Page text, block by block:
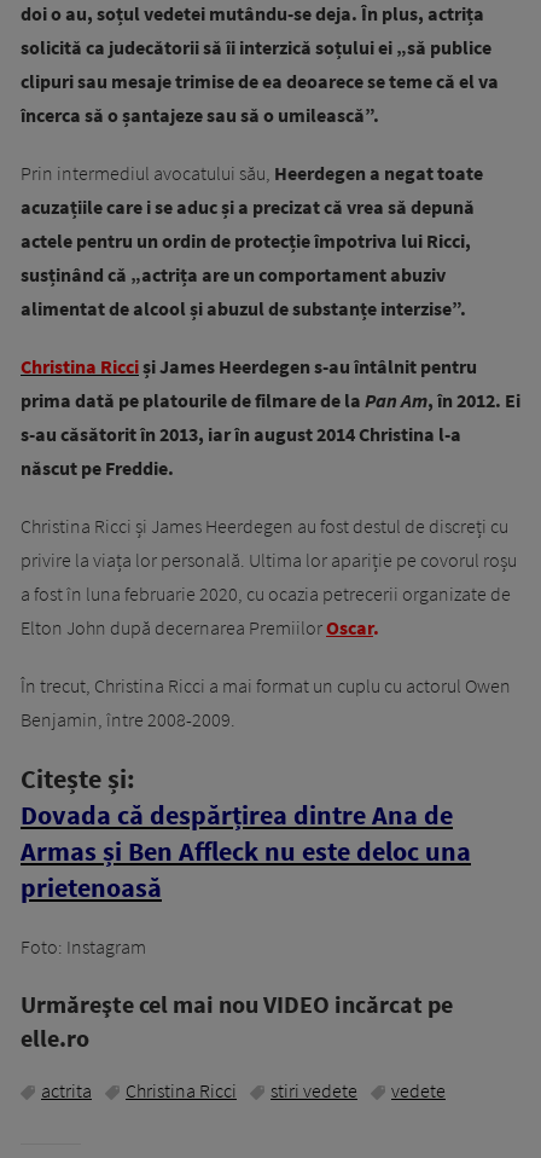
doi o au, soțul vedetei mutându-se deja. În plus, actrița
solicită ca judecătorii să îi interzică soțului ei „să publice
clipuri sau mesaje trimise de ea deoarece se teme că el va
încerca să o șantajeze sau să o umilească”.
Prin intermediul avocatului său, Heerdegen a negat toate
acuzațiile care i se aduc și a precizat că vrea să depună
actele pentru un ordin de protecție împotriva lui Ricci,
susținând că „actrița are un comportament abuziv
alimentat de alcool și abuzul de substanțe interzise”.
Christina Ricciși James Heerdegen s-au întâlnit pentru
prima dată pe platourile de filmare de la Pan Am, în 2012. Ei
s-au căsătorit în 2013, iar în august 2014 Christina l-a
născut pe Freddie.
Christina Ricci și James Heerdegen au fost destul de discreți cu
privire la viața lor personală. Ultima lor apariție pe covorul roșu
a fost în luna februarie 2020, cu ocazia petrecerii organizate de
Elton John după decernarea PremiilorOscar.
În trecut, Christina Ricci a mai format un cuplu cu actorul Owen
Benjamin, între 2008-2009.
Citește și:
Dovada că despărțirea dintre Ana de
Armas și Ben Affleck nu este deloc una
prietenoasă
Foto: Instagram
Urmăreşte cel mai nou VIDEO incărcat pe
elle.ro
actrita Christina Ricci stiri vedete vedete